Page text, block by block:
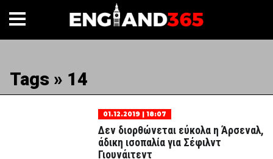
Tags » 14
01.12.2019 | 18:07
Δεν διορθώνεται εύκολα η Άρσεναλ,
άδικη ισοπαλία για Σέφιλντ
Γιουνάιτεντ